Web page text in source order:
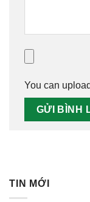
TIN MỚI
You can